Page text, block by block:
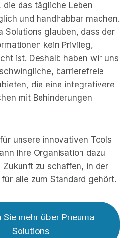
die das tägliche Leben
und handhabbar machen.
Solutions glauben, dass der
kein Privileg,
ist. Deshalb haben wir uns
barrierefreie
die eine integrativere
mit Behinderungen
unsere innovativen Tools
Ihre Organisation dazu
Zukunft zu schaffen, in der
alle zum Standard gehört.
Sie mehr über Pneuma
Solutions